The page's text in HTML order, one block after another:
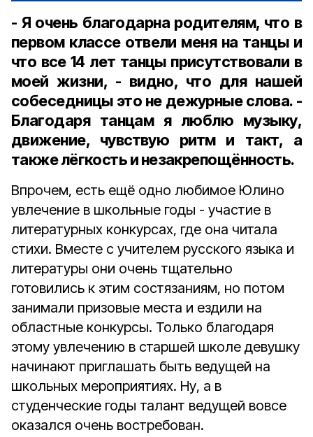
- Я очень благодарна родителям, что в
первом классе отвели меня на танцы и
что все 14 лет танцы присутствовали в
моей жизни, - видно, что для нашей
собеседницы это не дежурные слова. -
Благодаря танцам я люблю музыку,
движение, чувствую ритм и такт, а
также лёгкость и незакрепощённость.
Впрочем, есть ещё одно любимое Юлино
увлечение в школьные годы - участие в
литературных конкурсах, где она читала
стихи. Вместе с учителем русского языка и
литературы они очень тщательно
готовились к этим состязаниям, но потом
занимали призовые места и ездили на
областные конкурсы. Только благодаря
этому увлечению в старшей школе девушку
начинают приглашать быть ведущей на
школьных мероприятиях. Ну, а в
студенческие годы талант ведущей вовсе
оказался очень востребован.